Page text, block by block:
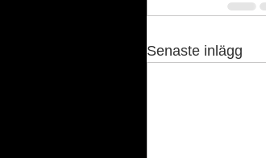
Senaste inlägg